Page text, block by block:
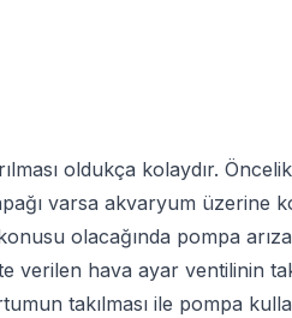
oldukça kolaydır.
varsa akvaryum üzerine
olacağında pompa
verilen hava ayar ventilinin
takılması ile pompa